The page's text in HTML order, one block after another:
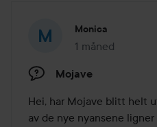
Monica
1 måned
Innlegget ble
Mojave
Hei, har Mojave blitt helt
av de nye nyansene